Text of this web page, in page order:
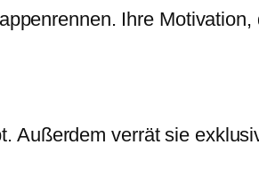
Ihre Motivation,
Außerdem verrät sie